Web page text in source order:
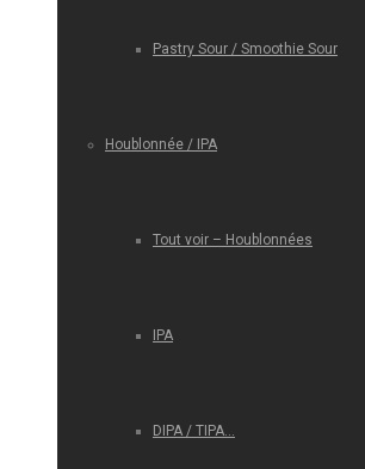
Pastry Sour / Smoothie Sour
Houblonnée / IPA
Tout voir – Houblonnées
IPA
DIPA / TIPA…